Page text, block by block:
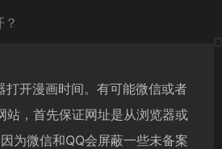
打开漫画时间。有可能微信或者
站，首先保证网址是从浏览器或
为微信和QQ会屏蔽一些未备案